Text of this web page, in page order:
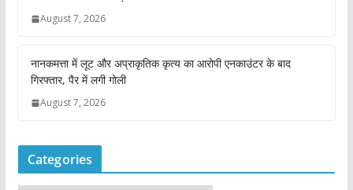
August 7, 2026
नानकमत्ता में लूट और अप्राकृतिक कृत्य का आरोपी एनकाउंटर के बाद
गिरफ्तार, पैर में लगी गोली
August 7, 2026
Categories